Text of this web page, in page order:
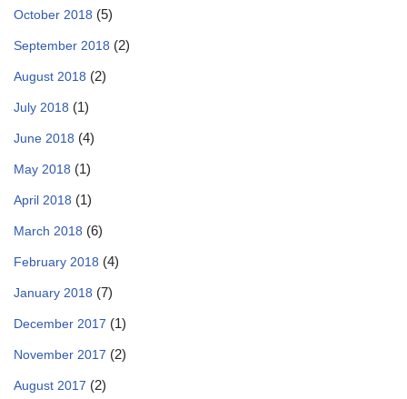
October 2018 (5)
September 2018 (2)
August 2018 (2)
July 2018 (1)
June 2018 (4)
May 2018 (1)
April 2018 (1)
March 2018 (6)
February 2018 (4)
January 2018 (7)
December 2017 (1)
November 2017 (2)
August 2017 (2)